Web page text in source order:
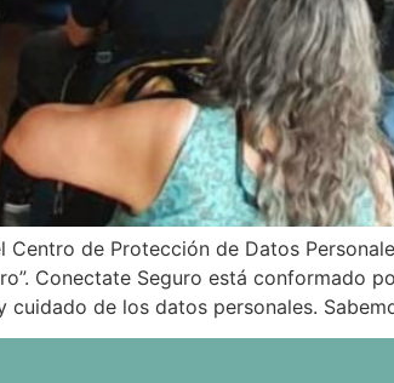
Centro de Protección de Datos
Conectate Seguro está
cuidado de los datos personales.